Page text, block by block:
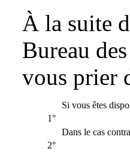
À la suite
Bureau
vous prier
1°
Si vous êtes
2°
Dans le cas